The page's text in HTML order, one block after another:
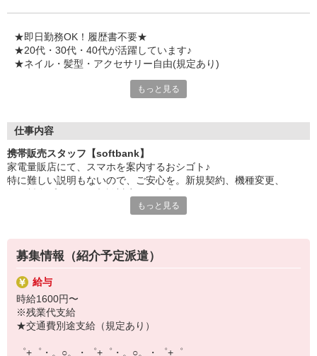
゜・。○。・゜+゜・。○。・゜+゜
★即日勤務OK！履歴書不要★
★20代・30代・40代が活躍しています♪
★ネイル・髪型・アクセサリー自由(規定あり)
でも心配ご無用！
お互いに教え合ったり、フォローしあったりする
和気あいあいとした人間関係がある店舗ばかり！
皆で一緒にステップアップしましょう♪
【選べるお仕事いろいろ】
▼オフィスワーク
事務、経理、データ入力、コールセンター、受付
▼工場・製造・軽作業系
機械/食品製造・梱包・仕分け・加工・組立・検査
▼美容系
眉毛サロンのアイブロウ・ネイリスト・エステ
▼営業・販売
法人営業・アパレル販売・個別指導塾・人材紹介
▼人気案件も多数♪
もっと見る
仕事内容
携帯販売スタッフ【softbank】
家電量販店にて、スマホを案内するおシゴト♪
特に難しい説明もないので、ご安心を。新規契約、機種変更、
初めての方でも安心♪
あなた専属のコーディネーターが親切・丁寧にフォローするので、
満足度◎
■携帯やインターネット販売業務
docomo(ドコモ)/au(エーユー)・KDDI/softbank(ソフトバンク)など
もっと見る
募集情報（紹介予定派遣）
給与
時給1600円〜
※残業代支給
★交通費別途支給（規定あり）
゜+゜・。○。・゜+゜・。○。・゜+゜